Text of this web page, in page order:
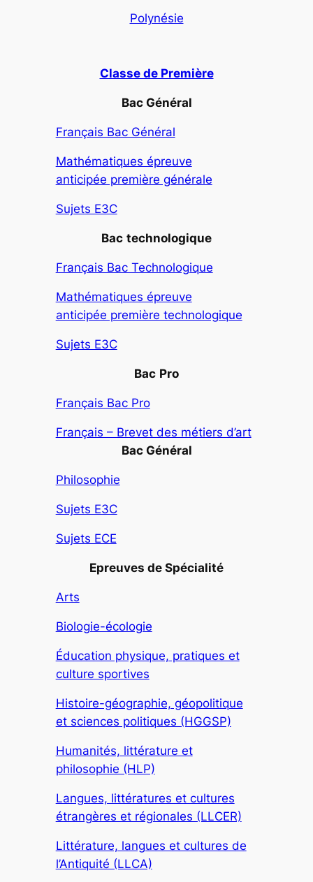
Polynésie
Classe de Première
Bac Général
Français Bac Général
Mathématiques épreuve
anticipée première générale
Sujets E3C
Bac technologique
Français Bac Technologique
Mathématiques épreuve
anticipée première technologique
Sujets E3C
Bac Pro
Français Bac Pro
Français – Brevet des métiers d’art
Bac Général
Philosophie
Sujets E3C
Sujets ECE
Epreuves de Spécialité
Arts
Biologie-écologie
Éducation physique, pratiques et
culture sportives
Histoire-géographie, géopolitique
et sciences politiques (HGGSP)
Humanités, littérature et
philosophie (HLP)
Langues, littératures et cultures
étrangères et régionales (LLCER)
Littérature, langues et cultures de
l’Antiquité (LLCA)